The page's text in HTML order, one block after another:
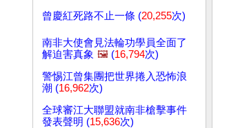
曾慶紅死路不止一條 (20,255次)
南非大使會見法輪功學員全面了
解迫害真象 🖼️ (16,794次)
警惕江曾集團把世界捲入恐怖浪
潮 (16,962次)
全球審江大聯盟就南非槍擊事件
發表聲明 (15,636次)